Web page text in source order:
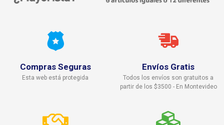
Compras Seguras
Esta web está protegida
Envíos Gratis
Todos los envíos son gratuitos a
partir de los $3500 - En Montevideo